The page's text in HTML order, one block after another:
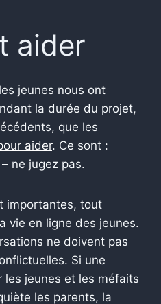
aider
jeunes nous ont
la durée du projet,
que les
aider. Ce sont :
ne jugez pas.
importantes, tout
vie en ligne des jeunes.
ne doivent pas
Si une
les jeunes et les méfaits
les parents, la